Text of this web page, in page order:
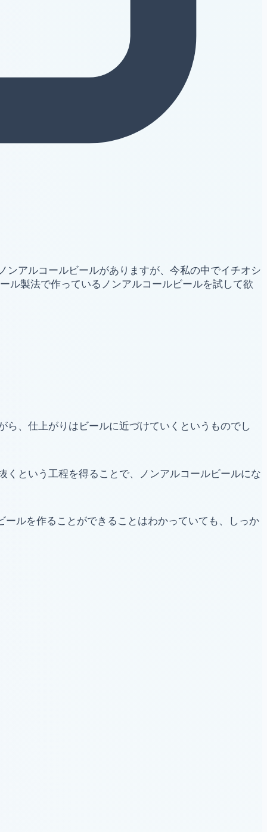
アルコールビールがありますが、今私の中でイチオシ
ル製法で作っているノンアルコールビールを試して欲
、仕上がりはビールに近づけていくというものでし
という工程を得ることで、ノンアルコールビールにな
ルを作ることができることはわかっていても、しっか